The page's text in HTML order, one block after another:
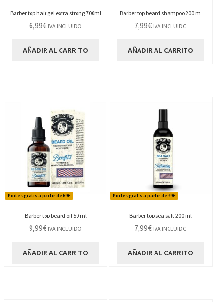
Barber top hair gel extra strong 700ml
6,99€ IVA INCLUIDO
AÑADIR AL CARRITO
Barber top beard shampoo 200 ml
7,99€ IVA INCLUIDO
AÑADIR AL CARRITO
Portes gratis a partir de 69€
Barber top beard oil 50 ml
9,99€ IVA INCLUIDO
AÑADIR AL CARRITO
Portes gratis a partir de 69€
Barber top sea salt 200 ml
7,99€ IVA INCLUIDO
AÑADIR AL CARRITO